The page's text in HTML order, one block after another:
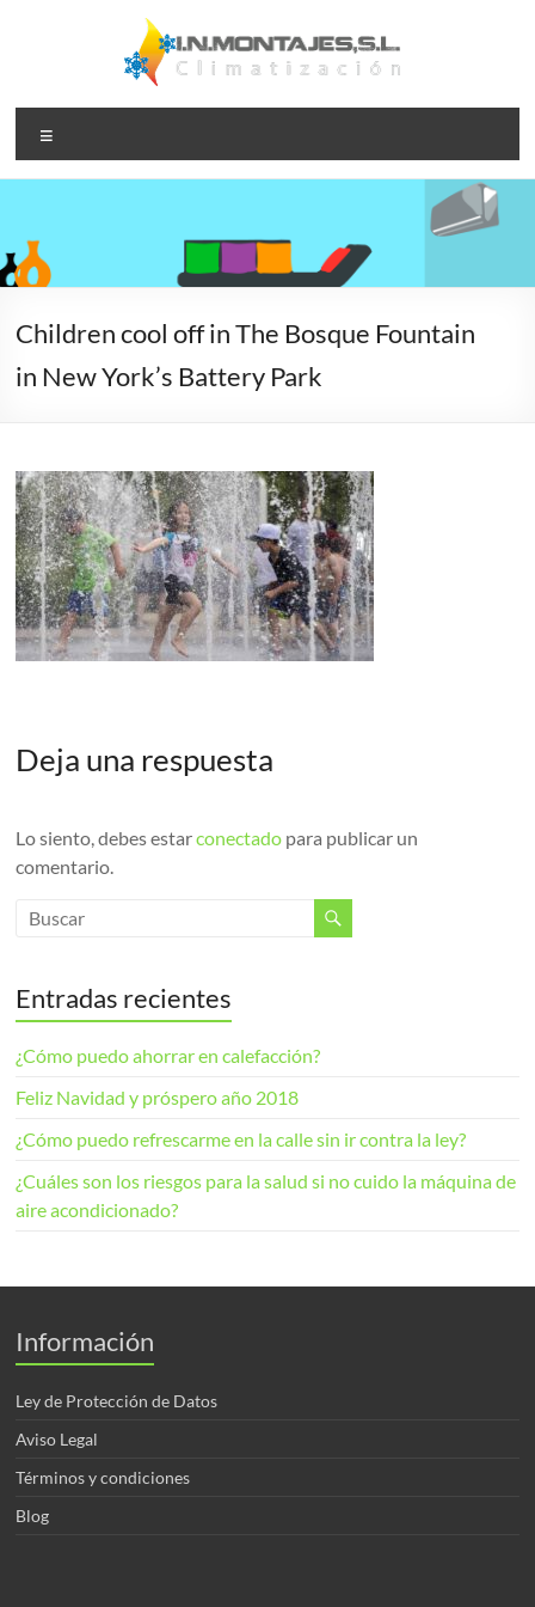
I.N.Montajes,S.L.
– Climatización
Instalación,
reparación y
mantenimiento
acondicionado
y calefacción
Children cool off in The Bosque Fountain
in New York’s Battery Park
Deja una respuesta
Lo siento, debes estarconectado para publicar un
comentario.
Entradas recientes
¿Cómo puedo ahorrar en calefacción?
Feliz Navidad y próspero año 2018
¿Cómo puedo refrescarme en la calle sin ir contra la ley?
¿Cuáles son los riesgos para la salud si no cuido la máquina de
aire acondicionado?
Información
Ley de Protección de Datos
Aviso Legal
Términos y condiciones
Blog